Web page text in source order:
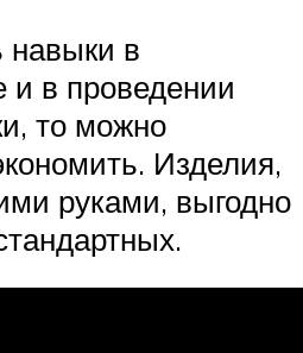
навыки в
и в проведении
то можно
Изделия,
руками, выгодно